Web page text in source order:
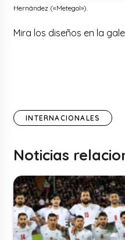
Hernández («Metegol»).
Mira los diseños en la
INTERNACIONALES
Noticias